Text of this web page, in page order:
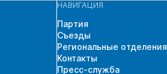
НАВИГАЦИЯ
Партия
Съезды
Региональные отделения
Контакты
Пресс-служба